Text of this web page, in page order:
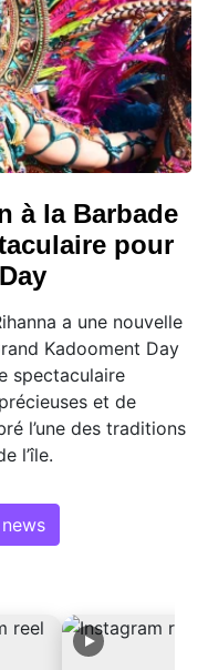
à la Barbade
pour
a une nouvelle
Kadooment Day
spectaculaire
et de
l’une des traditions
l’île.